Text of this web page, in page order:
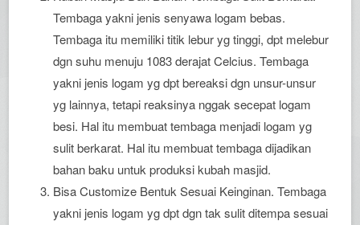
Tembaga yakni jenis senyawa logam bebas.
Tembaga itu memiliki titik lebur yg tinggi, dpt melebur
dgn suhu menuju 1083 derajat Celcius. Tembaga
yakni jenis logam yg dpt bereaksi dgn unsur-unsur
yg lainnya, tetapi reaksinya nggak secepat logam
besi. Hal itu membuat tembaga menjadi logam yg
sulit berkarat. Hal itu membuat tembaga dijadikan
bahan baku untuk produksi kubah masjid.
Bisa Customize Bentuk Sesuai Keinginan. Tembaga
yakni jenis logam yg dpt dgn tak sulit ditempa sesuai